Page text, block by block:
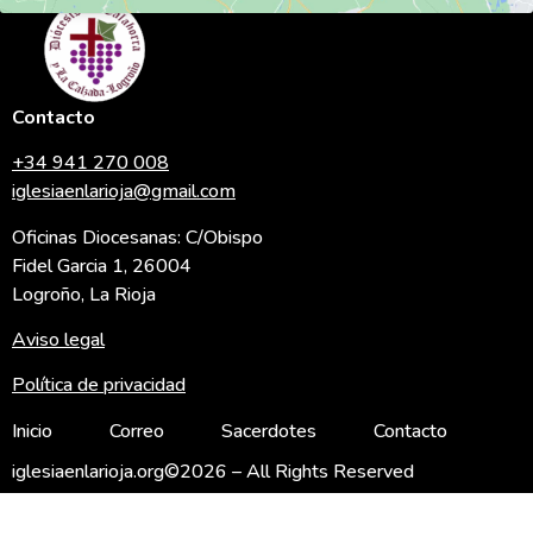
Contacto
+34 941 270 008
iglesiaenlarioja@gmail.com
Oficinas Diocesanas: C/Obispo
Fidel Garcia 1, 26004
Logroño, La Rioja
Aviso legal
Política de privacidad
Inicio
Correo Sacerdotes
Contacto
iglesiaenlarioja.org©2026 – All Rights Reserved